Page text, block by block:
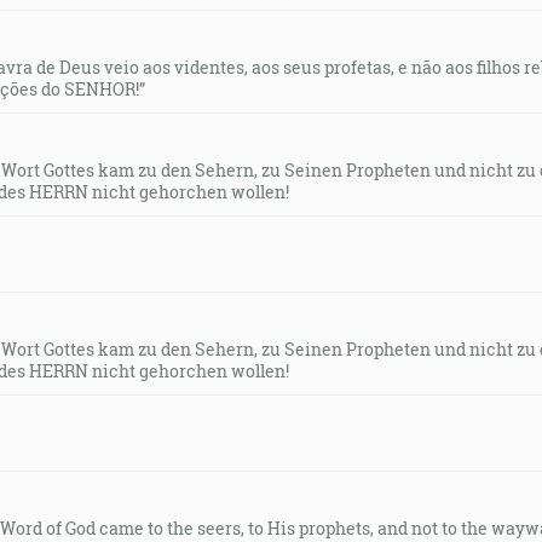
ktorí sa ho boja, a vytrhuje ich. [Ž 34:8]
ktorý hovoril: Teraz sa stalo spasenie a moc a
Krista, lebo je svrhnutý žalobník našich bratov, ktorý
v plameni ohňa z prostredku kra. A videl, že hľa, ker
za pätu a vo svojej mužnej sile kniežatsky zápasil s
v Bét-ele ho našiel, a tam hovoril s nami. [Oz 12:3-4]
de Deus veio aos videntes, aos seus profetas, e não aos filhos
do SENHOR!”
Wort Gottes kam zu den Sehern, zu Seinen Propheten und nicht
HERRN nicht gehorchen wollen!
Wort Gottes kam zu den Sehern, zu Seinen Propheten und nicht
HERRN nicht gehorchen wollen!
of God came to the seers, to His prophets, and not to the